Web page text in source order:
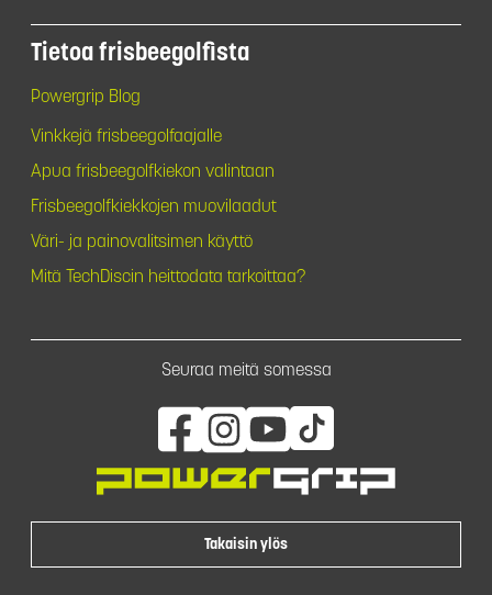
Tietoa frisbeegolfista
Powergrip Blog
Vinkkejä frisbeegolfaajalle
Apua frisbeegolfkiekon valintaan
Frisbeegolfkiekkojen muovilaadut
Väri- ja painovalitsimen käyttö
Mitä TechDiscin heittodata tarkoittaa?
Seuraa meitä somessa
Takaisin ylös